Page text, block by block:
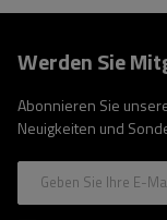
Werden Sie
Abonnieren Sie
Neuigkeiten und
Geben Sie Ihre E-